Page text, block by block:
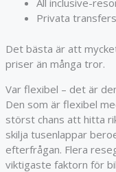
All inclusive-
Privata
Det bästa är att
priser än många tror.
Var flexibel – det är
Den som är flexibel
störst chans att hitta
skilja tusenlappar
efterfrågan. Flera
viktigaste faktorn för